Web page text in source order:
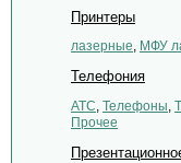
Принтеры
лазерные, МФУ
Телефония
АТС Телефоны
Прочее